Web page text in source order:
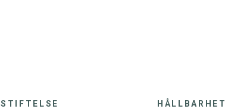
STIFTELSE
HÅLLBARHET